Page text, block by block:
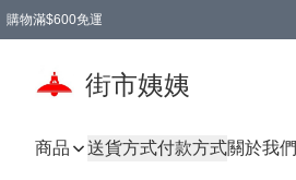
購物滿$600免運
街市姨姨
商品 送貨方式付款方式關於我們